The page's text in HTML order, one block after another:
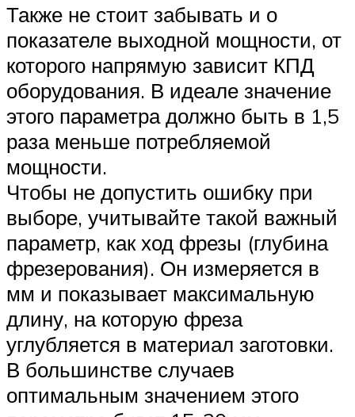
Также не стоит забывать и о
показателе выходной мощности, от
которого напрямую зависит КПД
оборудования. В идеале значение
этого параметра должно быть в 1,5
раза меньше потребляемой
мощности.
Чтобы не допустить ошибку при
выборе, учитывайте такой важный
параметр, как ход фрезы (глубина
фрезерования). Он измеряется в
мм и показывает максимальную
длину, на которую фреза
углубляется в материал заготовки.
В большинстве случаев
оптимальным значением этого